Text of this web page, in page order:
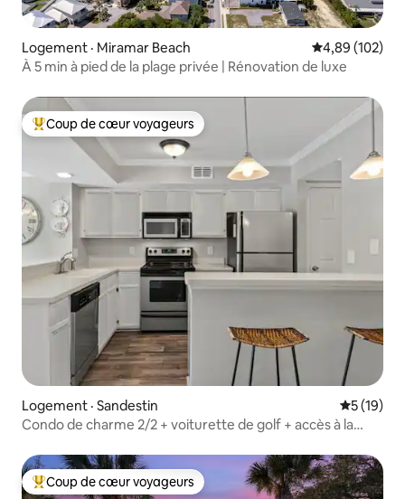
Logement · Miramar Beach Note
4,89 (102)
À 5 min à pied de la plage privée | Rénovation de luxe
Coup de cœur voyageurs parmi les plus aimés
Coup de cœur voyageurs
Logement · Sandestin Note
5 (19)
Condo de charme 2/2 + voiturette de golf + accès à la
Coup de cœur voyageurs parmi les plus aimés
Coup de cœur voyageurs